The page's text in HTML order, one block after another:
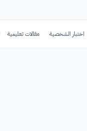
اختبار الشخصية مقالات تعليمية